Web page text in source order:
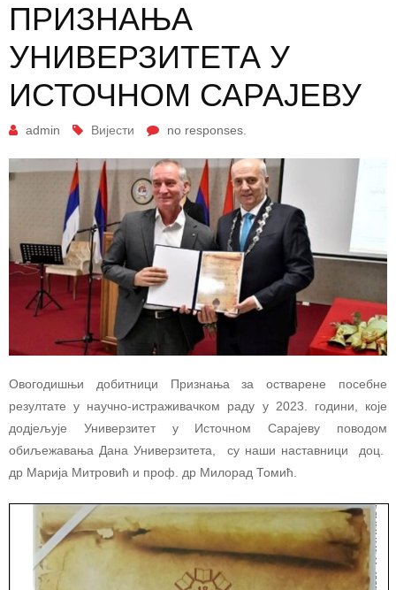
ПРИЗНАЊА
УНИВЕРЗИТЕТА У
ИСТОЧНОМ САРАЈЕВУ
admin Вијести no responses.
Овогодишњи добитници Признања за остварене посебне
резултате у научно-истраживачком раду у 2023. години, које
додјељује Универзитет у Источном Сарајеву поводом
обиљежавања Дана Универзитета, су наши наставници доц.
др Марија Митровић и проф. др Милорад Томић.